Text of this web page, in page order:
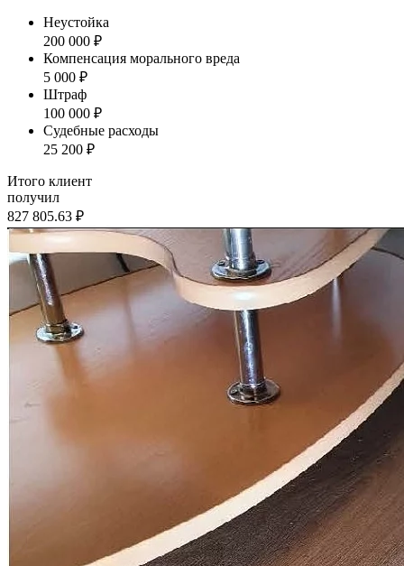
Неустойка
200 000 ₽
Компенсация морального вреда
5 000 ₽
Штраф
100 000 ₽
Судебные расходы
25 200 ₽
Итого клиент
получил
827 805.63 ₽
Наша судебная практика по спорам о
качестве строительства с
застройщиками ГК ПИК
Спор о качестве строительства (ЖК "Измайловский лес")
Дело выиграно
Всего взыскано
Спор о качестве строительства (ЖК "Жемчужина
Всего взыскано
827 805 руб.